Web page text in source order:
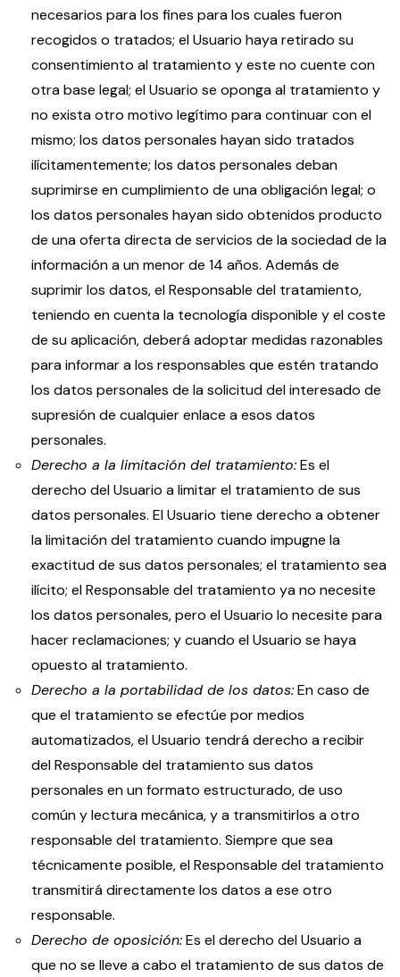
necesarios para los fines para los cuales fueron
recogidos o tratados; el Usuario haya retirado su
consentimiento al tratamiento y este no cuente con
otra base legal; el Usuario se oponga al tratamiento y
no exista otro motivo legítimo para continuar con el
mismo; los datos personales hayan sido tratados
ilícitamentemente; los datos personales deban
suprimirse en cumplimiento de una obligación legal; o
los datos personales hayan sido obtenidos producto
de una oferta directa de servicios de la sociedad de la
información a un menor de 14 años. Además de
suprimir los datos, el Responsable del tratamiento,
teniendo en cuenta la tecnología disponible y el coste
de su aplicación, deberá adoptar medidas razonables
para informar a los responsables que estén tratando
los datos personales de la solicitud del interesado de
supresión de cualquier enlace a esos datos
personales.
Derecho a la limitación del tratamiento:Es el
derecho del Usuario a limitar el tratamiento de sus
datos personales. El Usuario tiene derecho a obtener
la limitación del tratamiento cuando impugne la
exactitud de sus datos personales; el tratamiento sea
ilícito; el Responsable del tratamiento ya no necesite
los datos personales, pero el Usuario lo necesite para
hacer reclamaciones; y cuando el Usuario se haya
opuesto al tratamiento.
Derecho a la portabilidad de los datos:En caso de
que el tratamiento se efectúe por medios
automatizados, el Usuario tendrá derecho a recibir
del Responsable del tratamiento sus datos
personales en un formato estructurado, de uso
común y lectura mecánica, y a transmitirlos a otro
responsable del tratamiento. Siempre que sea
técnicamente posible, el Responsable del tratamiento
transmitirá directamente los datos a ese otro
responsable.
Derecho de oposición:Es el derecho del Usuario a
que no se lleve a cabo el tratamiento de sus datos de